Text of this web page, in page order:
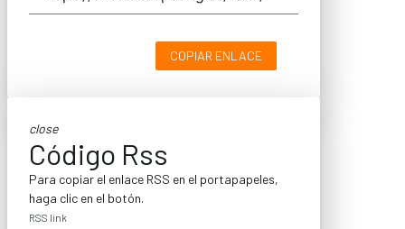
COPIAR ENLACE
close
Código Rss
Para copiar el enlace RSS en el portapapeles,
haga clic en el botón.
RSS link